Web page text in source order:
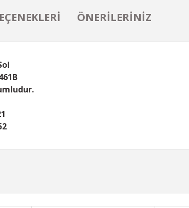
ÖNERILERINIZ
formunu kullanarak tarafımıza iletebilirsiniz.